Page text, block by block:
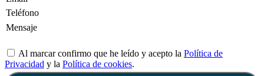
Al marcar confirmo que he leído y acepto la Política de
Privacidad y la Política de cookies.